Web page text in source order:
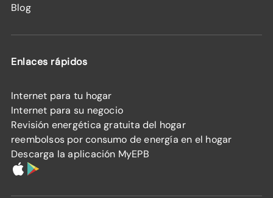
Blog
Enlaces rápidos
Internet para tu hogar
Internet para su negocio
Revisión energética gratuita del hogar
reembolsos por consumo de energía en el hogar
Descarga la aplicación MyEPB